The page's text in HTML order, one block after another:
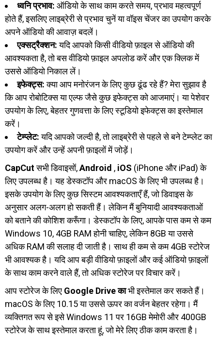
ध्वनि प्रभाव: ऑडियो के साथ काम करते समय, प्रभाव महत्वपूर्ण
होते हैं, इसलिए लाइब्रेरी से प्रभाव चुनें या वॉइस चेंजर का उपयोग करके
अपने ऑडियो की आवाज़ बदलें।
एक्सट्रैक्शन:यदि आपको किसी वीडियो फ़ाइल से ऑडियो की
आवश्यकता है, तो बस वीडियो फ़ाइल अपलोड करें और एक क्लिक में
उससे ऑडियो निकाल लें।
इफेक्ट्स:क्या आप मनोरंजन के लिए कुछ ढूंढ रहे हैं? मेरा सुझाव है
कि आप रोबोटिक्स या एल्फ जैसे कुछ इफेक्ट्स को आजमाएं। या पेशेवर
उपयोग के लिए, बेहतर गुणवत्ता के लिए स्टूडियो इफेक्ट्स का इस्तेमाल
करें।
टेम्प्लेट:यदि आपको जल्दी है, तो लाइब्रेरी से पहले से बने टेम्प्लेट का
उपयोग करें और उन्हें अपनी फ़ाइलों में जोड़ें।
CapCutसभी डिवाइसों,Android , iOS (iPhone और iPad) के
लिए उपलब्ध है। यह डेस्कटॉप और macOS के लिए भी उपलब्ध है।
इसके उपयोग के लिए कुछ सिस्टम आवश्यकताएँ हैं, जो डिवाइस के
अनुसार अलग-अलग हो सकती हैं। लेकिन मैं बुनियादी आवश्यकताओं
को बताने की कोशिश करूँगा। डेस्कटॉप के लिए, आपके पास कम से कम
Windows 10, 4GB RAM होनी चाहिए, लेकिन 8GB या उससे
अधिक RAM की सलाह दी जाती है। साथ ही कम से कम 4GB स्टोरेज
भी आवश्यक है। यदि आप बड़ी वीडियो फ़ाइलों और कई ऑडियो फ़ाइलों
के साथ काम करने वाले हैं, तो अधिक स्टोरेज पर विचार करें।
आप स्टोरेज के लिए Google Drive काभी इस्तेमाल कर सकते हैं।
macOS के लिए 10.15 या उससे ऊपर का वर्जन बेहतर रहेगा। मैं
व्यक्तिगत रूप से इसे Windows 11 पर 16GB मेमोरी और 400GB
स्टोरेज के साथ इस्तेमाल करता हूं, जो मेरे लिए ठीक काम करता है।